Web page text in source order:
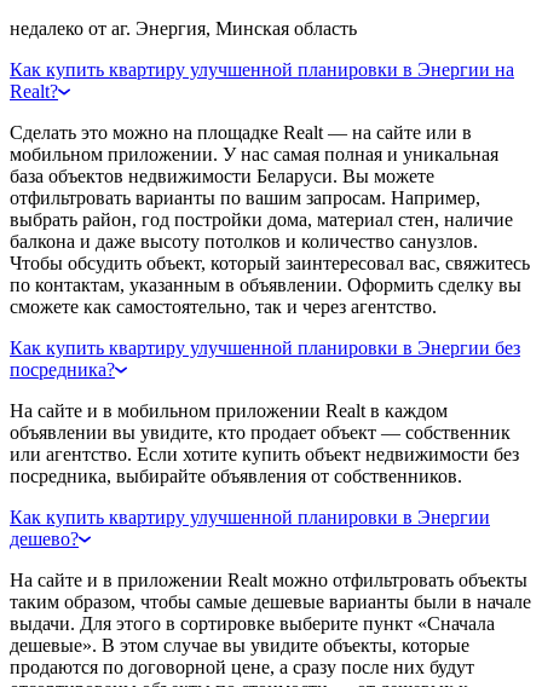
недалеко от аг. Энергия, Минская область
Как купить квартиру улучшенной планировки в Энергии на
Realt?
Сделать это можно на площадке Realt — на сайте или в
мобильном приложении. У нас самая полная и уникальная
база объектов недвижимости Беларуси. Вы можете
отфильтровать варианты по вашим запросам. Например,
выбрать район, год постройки дома, материал стен, наличие
балкона и даже высоту потолков и количество санузлов.
Чтобы обсудить объект, который заинтересовал вас, свяжитесь
по контактам, указанным в объявлении. Оформить сделку вы
сможете как самостоятельно, так и через агентство.
Как купить квартиру улучшенной планировки в Энергии без
посредника?
На сайте и в мобильном приложении Realt в каждом
объявлении вы увидите, кто продает объект — собственник
или агентство. Если хотите купить объект недвижимости без
посредника, выбирайте объявления от собственников.
Как купить квартиру улучшенной планировки в Энергии
дешево?
На сайте и в приложении Realt можно отфильтровать объекты
таким образом, чтобы самые дешевые варианты были в начале
выдачи. Для этого в сортировке выберите пункт «Сначала
дешевые». В этом случае вы увидите объекты, которые
продаются по договорной цене, а сразу после них будут